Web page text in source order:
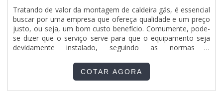
futuros para os clientes.Isso tudo é a razão pela qual a
Pégaso Soluções Elétricas é uma empresa altamente
qualificada quando falamos de uma organização do
segmento de engenharia. A instituição busca o que há de
melhor na atualidade para os clientes.A EMPRESA MAIS
QUALIFICADA DO SEGMENTOApenas na Pégaso Soluções
Elétricas é possível encontrar o que há de melhor em
engenharia. É possível encontrar uma grande variedade no
portfólio como painel de transferência automática para
geradores e painel qta gerador com ótima qualidade e
Tratando de valor da montagem de caldeira gás, é essencial
buscar por uma empresa que ofereça qualidade e um preço
justo, ou seja, um bom custo benefício. Comumente, pode-
se dizer que o serviço serve para que o equipamento seja
devidamente instalado, seguindo as normas e
setor.DETALHES SOBRE O FUNCIONAMENTO DO
SERVIÇOAlém disso, a montagem garante que o maquinário
COTAR AGORA